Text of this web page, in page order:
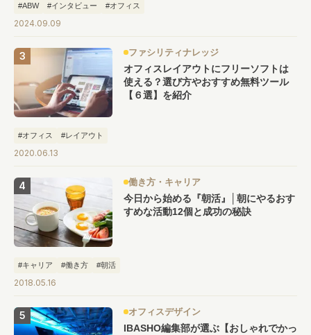
#ABW #インタビュー #オフィス
2024.09.09
ファシリティナレッジ
オフィスレイアウトにフリーソフトは
使える？選び方やおすすめ無料ツール
【６選】を紹介
#オフィス #レイアウト
2020.06.13
働き方・キャリア
今日から始める『朝活』│朝にやるおす
すめな活動12個と成功の秘訣
#キャリア #働き方 #朝活
2018.05.16
オフィスデザイン
IBASHO編集部が選ぶ【おしゃれでかっ